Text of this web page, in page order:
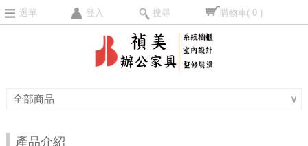
選單 登入 搜尋 購物車( 0 )
全部商品 ∨
產品介紹